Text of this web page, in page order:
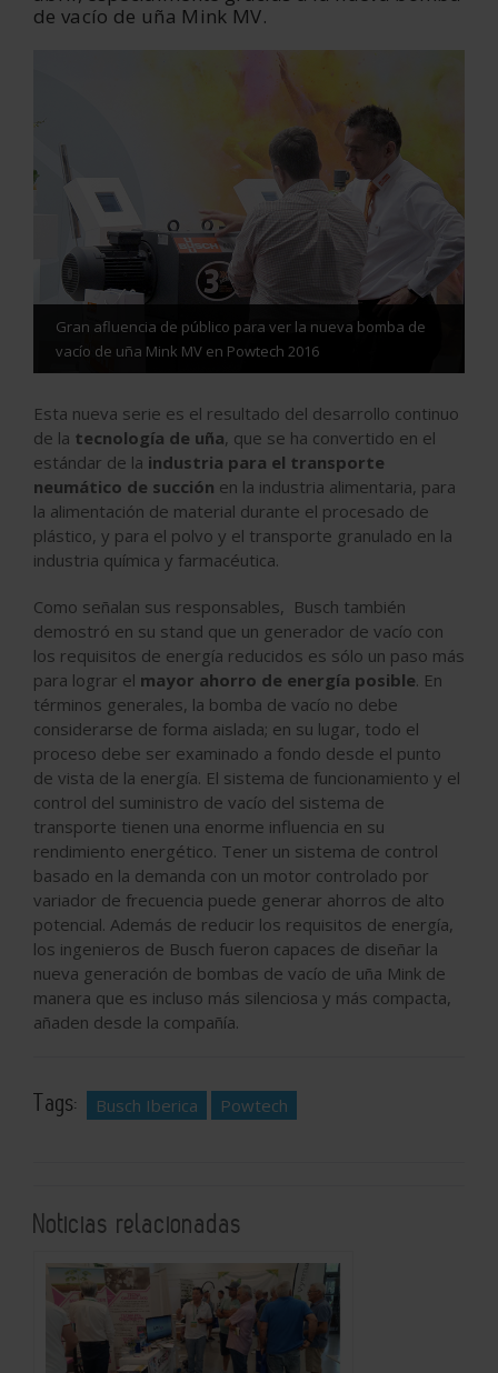
de vacío de uña Mink MV.
Gran afluencia de público para ver la nueva bomba de
vacío de uña Mink MV en Powtech 2016
Esta nueva serie es el resultado del desarrollo continuo
de la tecnología de uña, que se ha convertido en el
estándar de la industria para el transporte
neumático de succión en la industria alimentaria, para
la alimentación de material durante el procesado de
plástico, y para el polvo y el transporte granulado en la
industria química y farmacéutica.
Como señalan sus responsables, Busch también
demostró en su stand que un generador de vacío con
los requisitos de energía reducidos es sólo un paso más
para lograr el mayor ahorro de energía posible. En
términos generales, la bomba de vacío no debe
considerarse de forma aislada; en su lugar, todo el
proceso debe ser examinado a fondo desde el punto
de vista de la energía. El sistema de funcionamiento y el
control del suministro de vacío del sistema de
transporte tienen una enorme influencia en su
rendimiento energético. Tener un sistema de control
basado en la demanda con un motor controlado por
variador de frecuencia puede generar ahorros de alto
potencial. Además de reducir los requisitos de energía,
los ingenieros de Busch fueron capaces de diseñar la
nueva generación de bombas de vacío de uña Mink de
manera que es incluso más silenciosa y más compacta,
añaden desde la compañía.
Tags: Busch Iberica Powtech
Noticias relacionadas